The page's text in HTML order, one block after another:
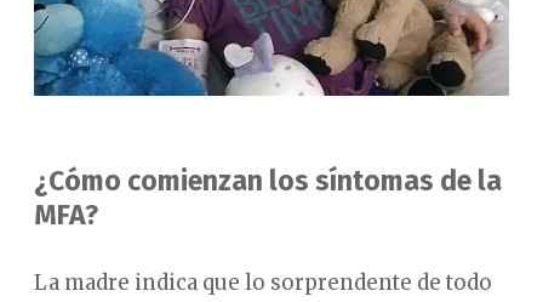
¿Cómo comienzan los síntomas de la
MFA?
La madre indica que lo sorprendente de todo